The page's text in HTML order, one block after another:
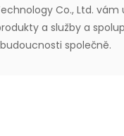
Co., Ltd. vám
a služby a
společně.